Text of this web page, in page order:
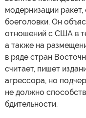
модернизации
боеголовки. Он
отношений с США в
а также на
в ряде стран
считает, пишет
агрессора, но
не должно
бдительности.